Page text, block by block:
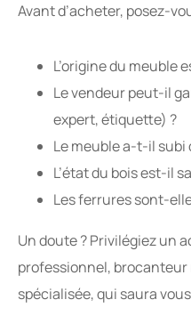
Avant d’acheter, posez-
L’origine du meuble
Le vendeur peut-il
expert, étiquette) ?
Le meuble a-t-il subi
L’état du bois est-il
Les ferrures sont-
Un doute ? Privilégiez un
professionnel,
spécialisée, qui saura